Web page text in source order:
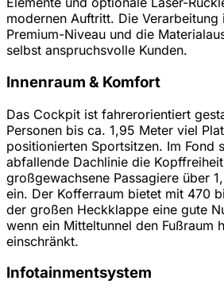
modernen Auftritt. Die Verarbeitung
Premium-Niveau und die
selbst anspruchsvolle Kunden.
Innenraum & Komfort
Das Cockpit ist fahrerorientiert
Personen bis ca. 1,95 Meter viel
positionierten Sportsitzen. Im Fond
abfallende Dachlinie die
großgewachsene Passagiere über
ein. Der Kofferraum bietet mit 470
der großen Heckklappe eine gute
wenn ein Mitteltunnel den Fußraum
einschränkt.
Infotainmentsystem